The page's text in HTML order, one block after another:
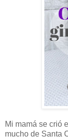
Mi mamá se crió
mucho de Santa